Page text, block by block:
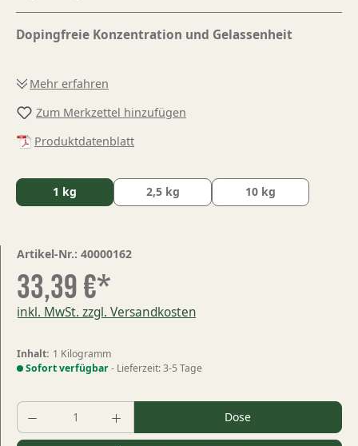
Dopingfreie Konzentration und Gelassenheit
Mehr erfahren
Zum Merkzettel hinzufügen
Produktdatenblatt
1 kg 2,5 kg 10 kg
Artikel-Nr.: 40000162
33,39 €*
inkl. MwSt. zzgl. Versandkosten
Inhalt: 1 Kilogramm
Sofort verfügbar- Lieferzeit: 3-5 Tage
Produkt Anzahl: Gib den gewünschten
Dose